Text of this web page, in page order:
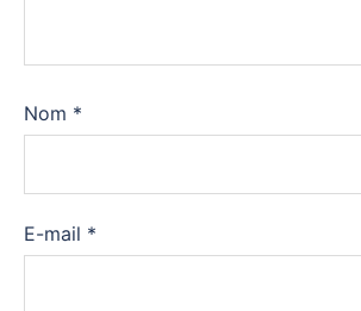
Nom *
E-mail *